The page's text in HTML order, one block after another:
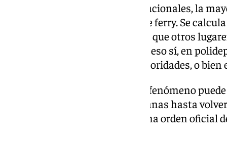
Según informan medios internacionales, la
hecho por vía aérea o a través de ferry. Se
abandonado ya la isla, mientras que otros
permanecer en el lugar, aunque eso sí, en
espacios habilitados por las autoridades, o
Las expertos consideran que el fenómeno
sin descartarse que pasen semanas hasta
momento no se ha decretado una orden oficial